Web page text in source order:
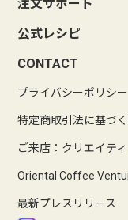
注文サポート
公式レシピ
CONTACT
プライバシーポリシー
特定商取引法に基づ
ご来店：クリエイテ
Oriental Coffee
最新プレスリリース